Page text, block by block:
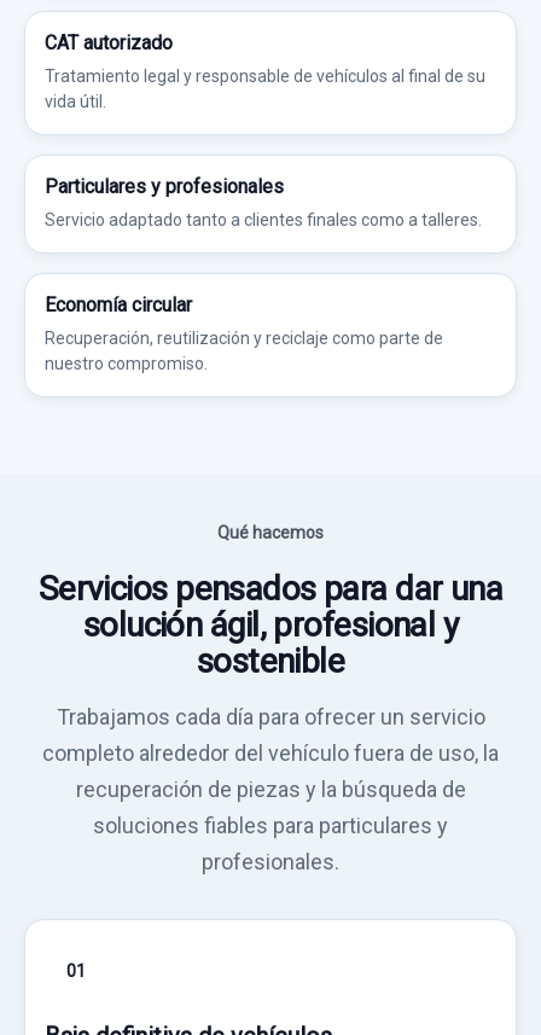
CAT autorizado
Tratamiento legal y responsable de vehículos al final de su
vida útil.
Particulares y profesionales
Servicio adaptado tanto a clientes finales como a talleres.
Economía circular
Recuperación, reutilización y reciclaje como parte de
nuestro compromiso.
Qué hacemos
Servicios pensados para dar una
solución ágil, profesional y
sostenible
Trabajamos cada día para ofrecer un servicio
completo alrededor del vehículo fuera de uso, la
recuperación de piezas y la búsqueda de
soluciones fiables para particulares y
profesionales.
01